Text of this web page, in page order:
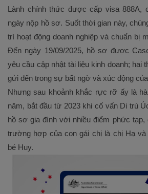
Lành chính thức được cấp visa 888A,
ngày nộp hồ sơ. Suốt thời gian này,
trì hoạt động doanh nghiệp và chuẩn bị
Đến ngày 19/09/2025, hồ sơ được
yêu cầu cập nhật tài liệu kinh doanh; hai
gửi đến trong sự bất ngờ và xúc động
Nhưng sau khoảnh khắc rực rỡ ấy là
năm, bắt đầu từ 2023 khi cố vấn Di trú
hồ sơ gia đình với nhiều điểm phức tạp,
trường hợp của con gái chị là chị Hạ và
bé Huy.